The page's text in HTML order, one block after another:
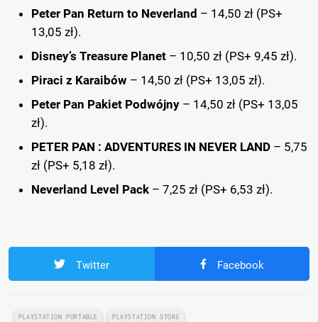
Peter Pan Return to Neverland – 14,50 zł (PS+
13,05 zł).
Disney’s Treasure Planet – 10,50 zł (PS+ 9,45 zł).
Piraci z Karaibów – 14,50 zł (PS+ 13,05 zł).
Peter Pan Pakiet Podwójny – 14,50 zł (PS+ 13,05
zł).
PETER PAN : ADVENTURES IN NEVER LAND – 5,75
zł (PS+ 5,18 zł).
Neverland Level Pack – 7,25 zł (PS+ 6,53 zł).
Twitter Facebook
PLAYSTATION PORTABLE PLAYSTATION STORE